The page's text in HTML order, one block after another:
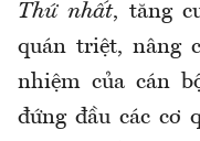
Thứ nhất, tăng
quán triệt, nâng
nhiệm của cán
đứng đầu các cơ